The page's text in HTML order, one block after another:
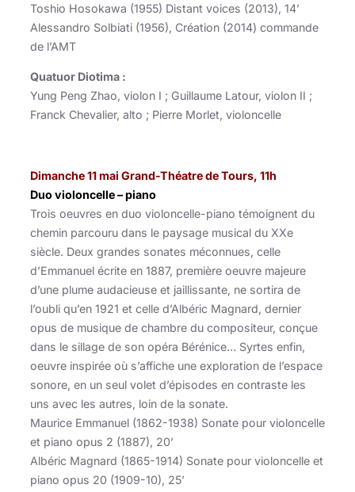
Toshio Hosokawa (1955) Distant voices (2013), 14’
Alessandro Solbiati (1956), Création (2014) commande
de l’AMT
Quatuor Diotima :
Yung Peng Zhao, violon I ; Guillaume Latour, violon II ;
Franck Chevalier, alto ; Pierre Morlet, violoncelle
Dimanche 11 mai Grand-Théatre de Tours, 11h
Duo violoncelle – piano
Trois oeuvres en duo violoncelle-piano témoignent du
chemin parcouru dans le paysage musical du XXe
siècle. Deux grandes sonates méconnues, celle
d’Emmanuel écrite en 1887, première oeuvre majeure
d’une plume audacieuse et jaillissante, ne sortira de
l’oubli qu’en 1921 et celle d’Albéric Magnard, dernier
opus de musique de chambre du compositeur, conçue
dans le sillage de son opéra Bérénice… Syrtes enfin,
oeuvre inspirée où s’affiche une exploration de l’espace
sonore, en un seul volet d’épisodes en contraste les
uns avec les autres, loin de la sonate.
Maurice Emmanuel (1862-1938) Sonate pour violoncelle
et piano opus 2 (1887), 20’
Albéric Magnard (1865-1914) Sonate pour violoncelle et
piano opus 20 (1909-10), 25’